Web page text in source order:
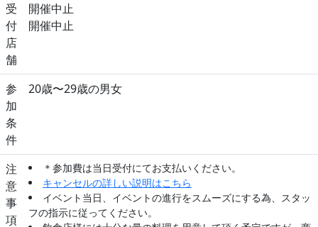
受
付
店
舗
開催中止
開催中止
参
加
条
件
20歳〜29歳の男女
注
意
事
項
＊参加費は当日受付にてお支払いください。
キャンセルの詳しい説明はこちら
イベント当日、イベントの進行をスムーズにする為、スタッ
フの指示に従ってください。